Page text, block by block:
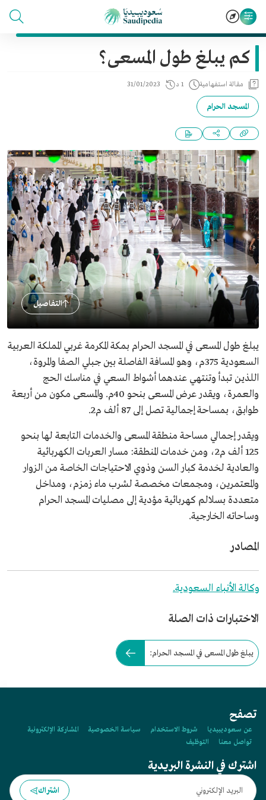
كم يبلغ طول المسعى؟
مقالة استفهامية 1 د 31/01/2023
المسجد الحرام
التفاصيل
يبلغ طول المسعى في المسجد الحرام بمكة المكرمة غربي المملكة العربية
السعودية 375م، وهو المسافة الفاصلة بين جبلي الصفا والمروة،
اللذين تبدأ وتنتهي عندهما أشواط السعي في مناسك الحج
والعمرة، ويقدر عرض المسعى بنحو 40م. والمسعى مكون من أربعة
طوابق، بمساحة إجمالية تصل إلى 87 ألف م2.
ويقدر إجمالي مساحة منطقة المسعى والخدمات التابعة لها بنحو
125 ألف م2، ومن خدمات المنطقة: مسار العربات الكهربائية
والعادية لخدمة كبار السن وذوي الاحتياجات الخاصة من الزوار
والمعتمرين، ومجمعات مخصصة لشرب ماء زمزم، ومداخل
متعددة بسلالم كهربائية مؤدية إلى مصليات المسجد الحرام
وساحاته الخارجية.
المصادر
وكالة الأنباء السعودية.
الاختبارات ذات الصلة
يبلغ طول المسعى في المسجد الحرام:
تصفح
عن سعوديبيديا شروط الاستخدام سياسة الخصوصية
المشاركة الإلكترونية
تواصل معنا
التوظيف
اشترك في النشرة البريدية
اشتراك